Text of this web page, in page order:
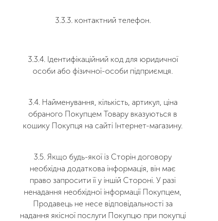
3.3.3. контактний телефон.
3.3.4. Ідентифікаційний код для юридичної
особи або фізичної-особи підприємця.
3.4. Найменування, кількість, артикул, ціна
обраного Покупцем Товару вказуються в
кошику Покупця на сайті Інтернет-магазину.
3.5. Якщо будь-якої із Сторін договору
необхідна додаткова інформація, він має
право запросити її у іншій Стороні. У разі
ненадання необхідної інформації Покупцем,
Продавець не несе відповідальності за
надання якісної послуги Покупцю при покупці